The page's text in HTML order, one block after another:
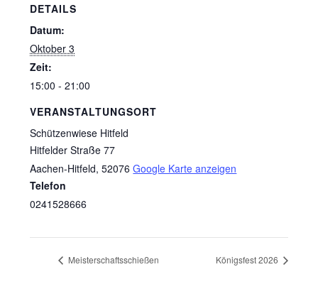
DETAILS
Datum:
Oktober 3
Zeit:
15:00 - 21:00
VERANSTALTUNGSORT
Schützenwiese Hitfeld
Hitfelder Straße 77
Aachen-Hitfeld, 52076 Google Karte anzeigen
Telefon
0241528666
Meisterschaftsschießen Königsfest 2026